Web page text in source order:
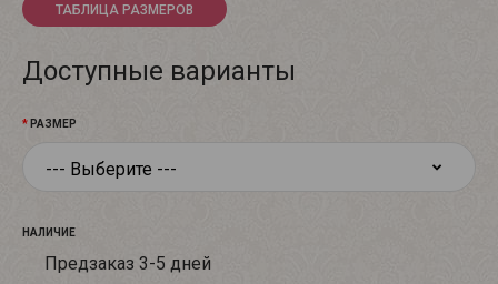
ТАБЛИЦА РАЗМЕРОВ
Доступные варианты
РАЗМЕР
НАЛИЧИЕ
Предзаказ 3-5 дней